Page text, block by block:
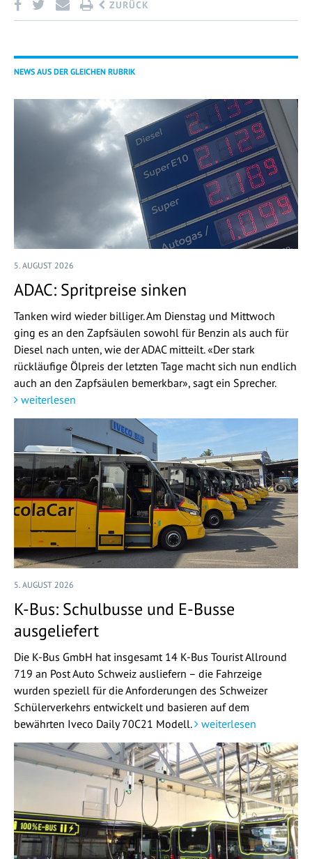
ZURÜCK
NEWS AUS DER GLEICHEN RUBRIK
5. AUGUST 2026
ADAC: Spritpreise sinken
Tanken wird wieder billiger. Am Dienstag und Mittwoch
ging es an den Zapfsäulen sowohl für Benzin als auch für
Diesel nach unten, wie der ADAC mitteilt. «Der stark
rückläufige Ölpreis der letzten Tage macht sich nun endlich
auch an den Zapfsäulen bemerkbar», sagt ein Sprecher.
weiterlesen
5. AUGUST 2026
K-Bus: Schulbusse und E-Busse
ausgeliefert
Die K-Bus GmbH hat insgesamt 14 K-Bus Tourist Allround
719 an Post Auto Schweiz ausliefern – die Fahrzeige
wurden speziell für die Anforderungen des Schweizer
Schülerverkehrs entwickelt und basieren auf dem
bewährten Iveco Daily 70C21 Modell.
weiterlesen